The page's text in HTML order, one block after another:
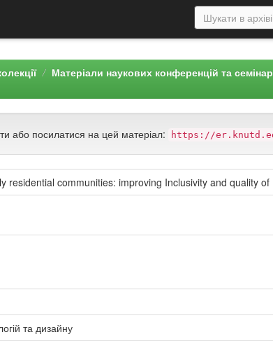
Матеріали наукових конференцій та
або посилатися на цей матеріал: https://
residential communities: improving Inclusivity and quality of
та дизайну